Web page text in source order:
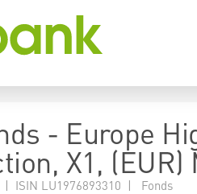
- Europe
X1, (EUR)
| ISIN LU1976893310 | Fonds